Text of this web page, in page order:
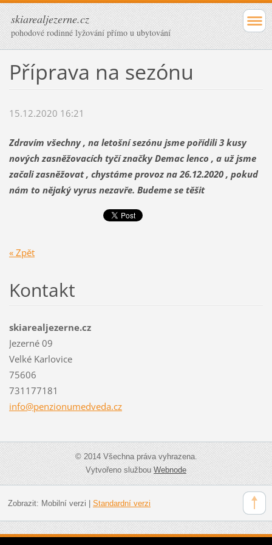
skiarealjezerne.cz
pohodové rodinné lyžování přímo u ubytování
Příprava na sezónu
15.12.2020 16:21
Zdravím všechny , na letošní sezónu jsme pořídili 3 kusy
nových zasněžovacích tyčí značky Demac lenco , a už jsme
začali zasněžovat , chystáme provoz na 26.12.2020 , pokud
nám to nějaký vyrus nezavře. Budeme se těšit
« Zpět
Kontakt
skiarealjezerne.cz
Jezerné 09
Velké Karlovice
75606
731177181
info@penzionumedveda.cz
© 2014 Všechna práva vyhrazena.
Vytvořeno službouWebnode
Zobrazit: Mobilní verzi Standardní verzi